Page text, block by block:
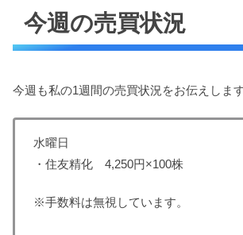
今週の売買状況
今週も私の1週間の売買状況をお伝えします
水曜日
・住友精化 4,250円×100株
※手数料は無視しています。